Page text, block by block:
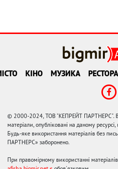
КІНО МУЗИКА
© 2000-2024, ТОВ "КЕПРЕЙТ ПАРТНЕРС".
матеріали, опубліковані на даному
Будь-яке використання матеріалів без
ПАРТНЕРС» заборонено.
При правомірному використанні